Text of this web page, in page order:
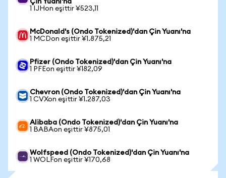
Çin Yuanı'na
1 IJHon eşittir ¥523,11
McDonald's (Ondo Tokenized)'dan Çin Yuanı'na
1 MCDon eşittir ¥1.875,21
Pfizer (Ondo Tokenized)'dan Çin Yuanı'na
1 PFEon eşittir ¥182,09
Chevron (Ondo Tokenized)'dan Çin Yuanı'na
1 CVXon eşittir ¥1.287,03
Alibaba (Ondo Tokenized)'dan Çin Yuanı'na
1 BABAon eşittir ¥875,01
Wolfspeed (Ondo Tokenized)'dan Çin Yuanı'na
1 WOLFon eşittir ¥170,68